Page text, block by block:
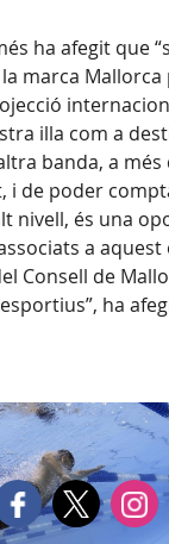
ha afegit que
marca Mallorca
illa com a
banda, a més
i de poder
nivell, és una
a
Consell de
ha